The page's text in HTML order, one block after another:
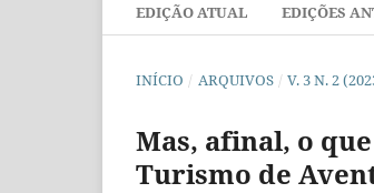
EDIÇÃO ATUAL EDIÇÕES
INÍCIO / ARQUIVOS / V. 3 N. 2
Mas, afinal, o
Turismo de